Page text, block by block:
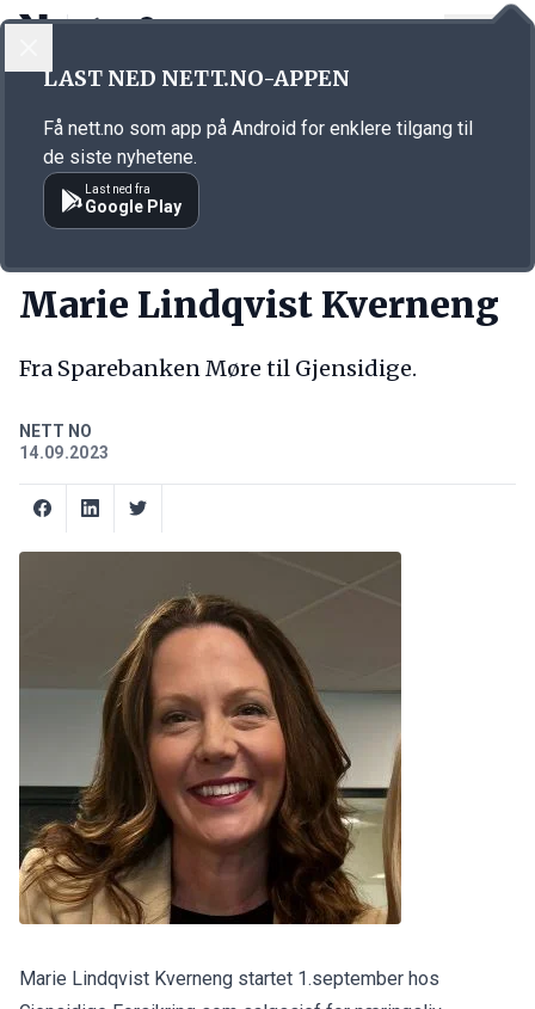
Annonsørinnhold
Marie Lindqvist Kverneng
Fra Sparebanken Møre til Gjensidige.
NETT NO
14.09.2023
Marie Lindqvist Kverneng startet 1.september hos
LAST NED NETT.NO-APPEN
Få nett.no som app på Android for enklere tilgang til
de siste nyhetene.
Last ned fra
Google Play